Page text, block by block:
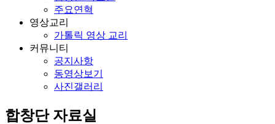
주요연혁
영상교리
가톨릭 영상 교리
커뮤니티
공지사항
동영상보기
사진갤러리
합창단 자료실